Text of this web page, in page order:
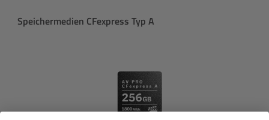
Produktgalerie überspringen
Speichermedien CFexpress Typ A